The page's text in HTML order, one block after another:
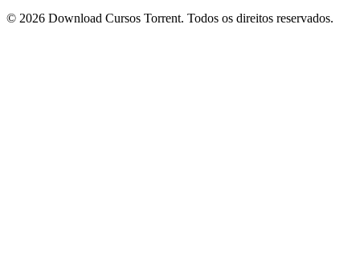
© 2026 Download Cursos Torrent. Todos os direitos reservados.